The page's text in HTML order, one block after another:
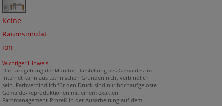
Keine
Raumsimulat
ion
Wichtiger Hinweis
Die Farbgebung der Monitor-Darstellung des Gemäldes im
Internet kann aus technischen Gründen nicht verbindlich
sein. Farbverbindlich für den Druck sind nur hochaufgelöste
Gemälde-Reproduktionen mit einem exakten
Farbmanagement-Prozeß in der Ausarbeitung auf dem